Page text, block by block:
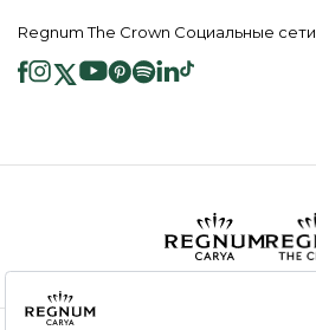
Regnum The Crown Социальные сети